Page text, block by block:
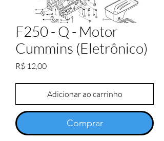
F250 - Q - Motor
Cummins (Eletrônico)
R$ 12,00Preço
Adicionar ao carrinho
Comprar